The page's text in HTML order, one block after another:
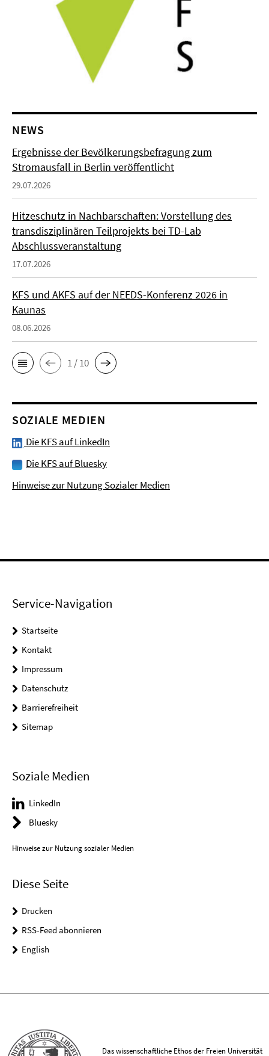
NEWS
Ergebnisse der Bevölkerungsbefragung zum
Stromausfall in Berlin veröffentlicht
29.07.2026
Hitzeschutz in Nachbarschaften: Vorstellung des
transdisziplinären Teilprojekts bei TD-Lab
Abschlussveranstaltung
17.07.2026
KFS und AKFS auf der NEEDS-Konferenz 2026 in
Kaunas
08.06.2026
1 / 10
SOZIALE MEDIEN
Die KFS auf LinkedIn
Die KFS auf Bluesky
Hinweise zur Nutzung Sozialer Medien
Service-Navigation
Startseite
Kontakt
Impressum
Datenschutz
Barrierefreiheit
Sitemap
Soziale Medien
LinkedIn
Bluesky
Hinweise zur Nutzung sozialer Medien
Diese Seite
Drucken
RSS-Feed abonnieren
English
Das wissenschaftliche Ethos der Freien Universität